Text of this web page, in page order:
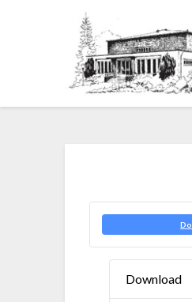
Download